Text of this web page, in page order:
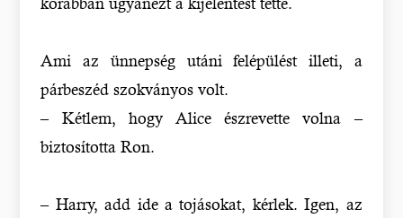
Ami az ünnepség utáni felépülést illeti, a
párbeszéd szokványos volt.
– Kétlem, hogy Alice észrevette volna –
biztosította Ron.
– Harry, add ide a tojásokat, kérlek. Igen, az